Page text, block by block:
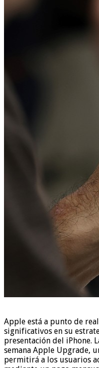
Apple está a punto de
significativos en su
presentación del iPhone.
semana Apple Upgrade,
permitirá a los usuarios